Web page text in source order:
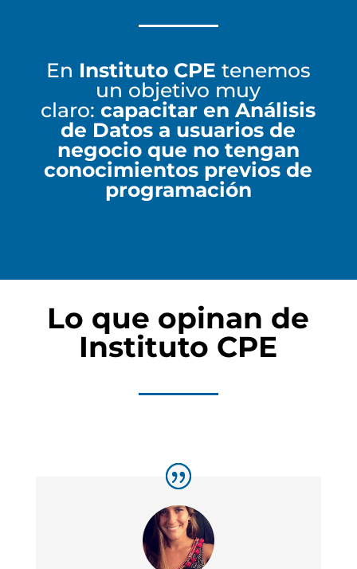
En Instituto CPE tenemos
un objetivo muy
claro:capacitar en Análisis
de Datos a usuarios de
negocio que no tengan
conocimientos previosde
programación
Lo que opinan de
Instituto CPE